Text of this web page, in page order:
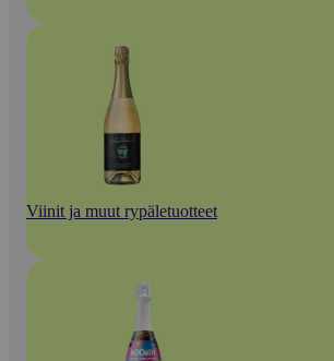
Viinit ja muut rypäletuotteet